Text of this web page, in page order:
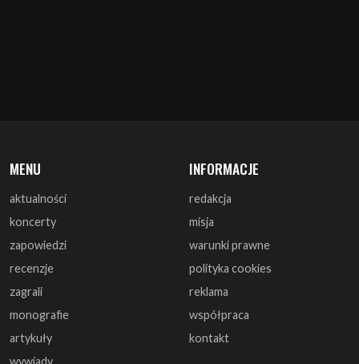
MENU
aktualności
koncerty
zapowiedzi
recenzje
zagrali
monografie
artykuły
wywiady
INFORMACJE
redakcja
misja
warunki prawne
polityka cookies
reklama
współpraca
kontakt